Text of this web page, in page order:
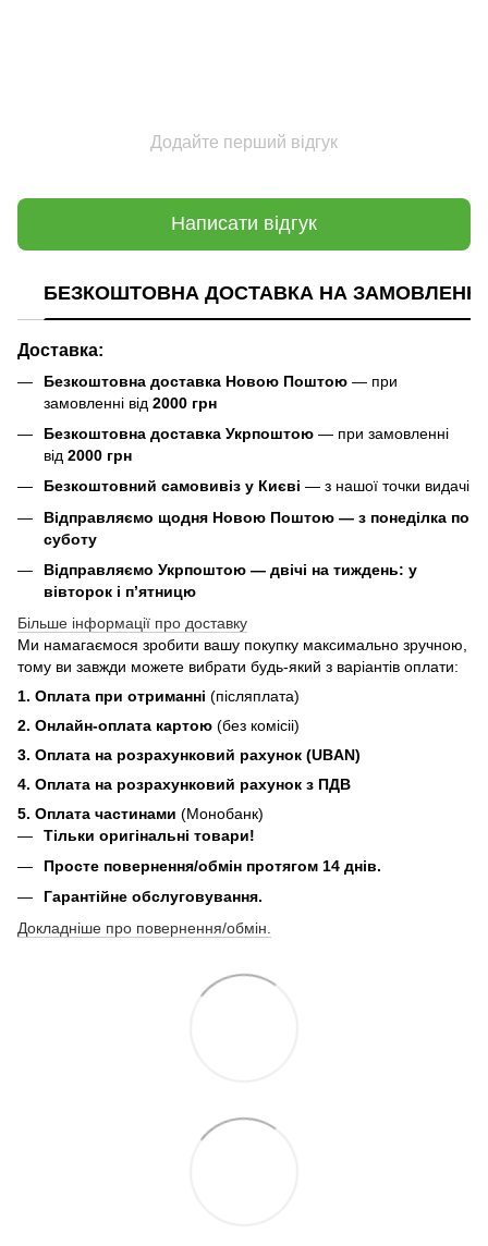
Додайте перший відгук
Написати відгук
БЕЗКОШТОВНА ДОСТАВКА НА ЗАМОВЛЕННЯ
Доставка:
Безкоштовна доставка Новою Поштою — при
замовленні від 2000 грн
Безкоштовна доставка Укрпоштою — при замовленні
від 2000 грн
Безкоштовний самовивіз у Києві — з нашої точки видачі
Відправляємо щодня Новою Поштою — з понеділка по
суботу
Відправляємо Укрпоштою — двічі на тиждень: у
вівторок і п’ятницю
Більше інформації про доставку
Ми намагаємося зробити вашу покупку максимально зручною,
тому ви завжди можете вибрати будь-який з варіантів оплати:
1. Оплата при отриманні (післяплата)
2. Онлайн-оплата картою (без комісіі)
3. Оплата на розрахунковий рахунок (UBAN)
4. Оплата на розрахунковий рахунок з ПДВ
5. Оплата частинами (Монобанк)
Тільки оригінальні товари!
Просте повернення/обмін протягом 14 днів.
Гарантійне обслуговування.
Докладніше про повернення/обмін.